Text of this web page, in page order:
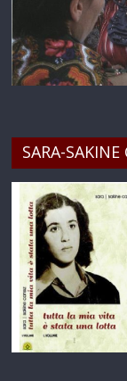
SARA-SAKINE